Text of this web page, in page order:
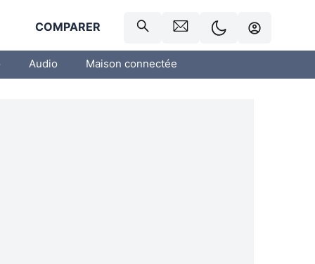
COMPARER
Audio Maison connectée